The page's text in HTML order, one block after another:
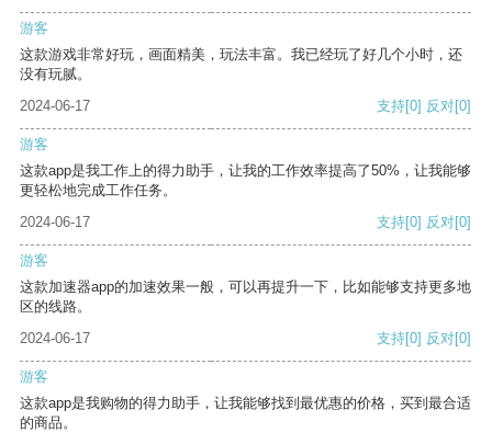
游客
这款游戏非常好玩，画面精美，玩法丰富。我已经玩了好几个小时，还
没有玩腻。
2024-06-17
支持[0] 反对[0]
游客
这款app是我工作上的得力助手，让我的工作效率提高了50%，让我能够
更轻松地完成工作任务。
2024-06-17
支持[0] 反对[0]
游客
这款加速器app的加速效果一般，可以再提升一下，比如能够支持更多地
区的线路。
2024-06-17
支持[0] 反对[0]
游客
这款app是我购物的得力助手，让我能够找到最优惠的价格，买到最合适
的商品。